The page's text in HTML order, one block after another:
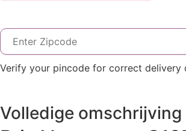
Verify your pincode for correct delivery
Volledige omschrijving